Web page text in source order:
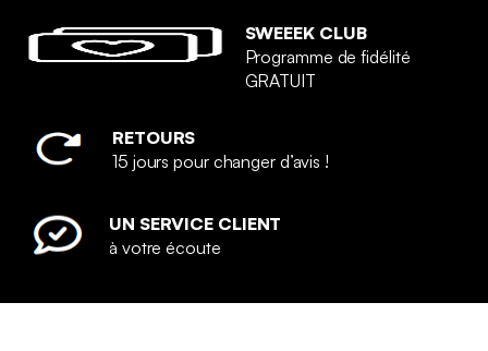
SWEEEK CLUB
Programme de fidélité
GRATUIT
RETOURS
15 jours pour changer d’avis !
UN SERVICE CLIENT
à votre écoute